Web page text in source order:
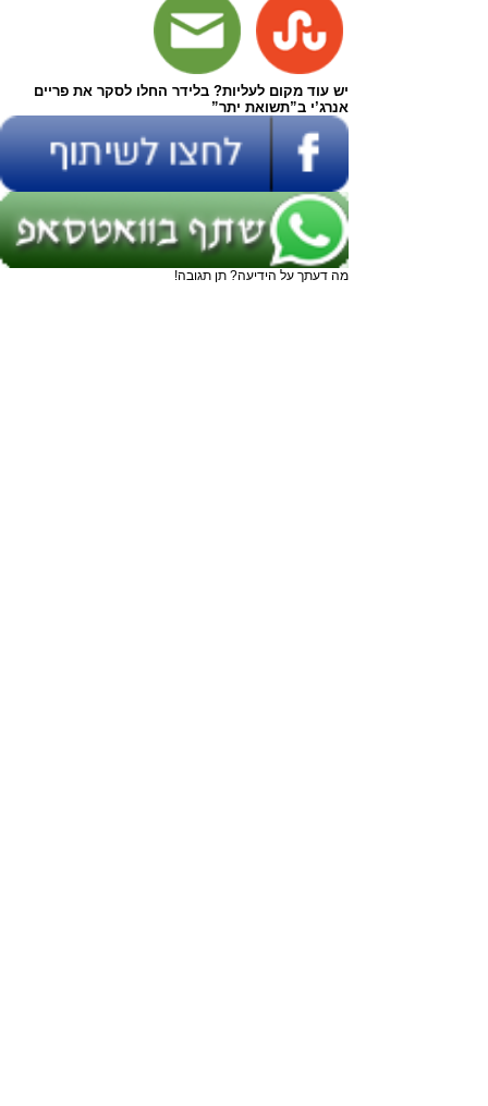
יש עוד מקום לעליות? בלידר החלו לסקר את פריים
אנרג’י ב”תשואת יתר”
מה דעתך על הידיעה? תן תגובה!